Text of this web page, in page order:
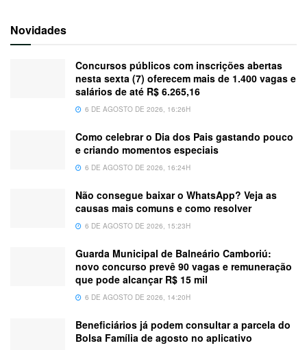
Novidades
Concursos públicos com inscrições abertas
nesta sexta (7) oferecem mais de 1.400 vagas e
salários de até R$ 6.265,16
6 DE AGOSTO DE 2026, 16:26H
Como celebrar o Dia dos Pais gastando pouco
e criando momentos especiais
6 DE AGOSTO DE 2026, 16:24H
Não consegue baixar o WhatsApp? Veja as
causas mais comuns e como resolver
6 DE AGOSTO DE 2026, 15:23H
Guarda Municipal de Balneário Camboriú:
novo concurso prevê 90 vagas e remuneração
que pode alcançar R$ 15 mil
6 DE AGOSTO DE 2026, 14:20H
Beneficiários já podem consultar a parcela do
Bolsa Família de agosto no aplicativo